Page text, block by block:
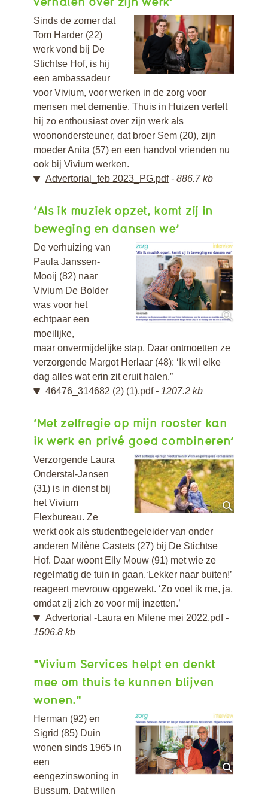
Sinds de zomer dat
Tom Harder (22)
werk vond bij De
Stichtse Hof, is hij
een ambassadeur
voor Vivium, voor werken in de zorg voor
mensen met dementie. Thuis in Huizen vertelt
hij zo enthousiast over zijn werk als
woonondersteuner, dat broer Sem (20), zijn
moeder Anita (57) en een handvol vrienden nu
ook bij Vivium werken.
Advertorial_feb 2023_PG.pdf
886.7 kb
‘Als ik muziek opzet, komt zij in
beweging en dansen we’
De verhuizing van
Paula Janssen-
Mooij (82) naar
Vivium De Bolder
was voor het
echtpaar een
moeilijke,
maar onvermijdelijke stap. Daar ontmoetten ze
verzorgende Margot Herlaar (48): ‘Ik wil elke
dag alles wat erin zit eruit halen.”
46476_314682 (2) (1).pdf
1207.2 kb
‘Met zelfregie op mijn rooster kan
ik werk en privé goed combineren’
Verzorgende Laura
Onderstal-Jansen
(31) is in dienst bij
het Vivium
Flexbureau. Ze
werkt ook als studentbegeleider van onder
anderen Milène Castets (27) bij De Stichtse
Hof. Daar woont Elly Mouw (91) met wie ze
regelmatig de tuin in gaan.‘Lekker naar buiten!’
reageert mevrouw opgewekt. ‘Zo voel ik me, ja,
omdat zij zich zo voor mij inzetten.’
Advertorial -Laura en Milene mei 2022.pdf
1506.8 kb
"Vivium Services helpt en denkt
mee om thuis te kunnen blijven
wonen."
Herman (92) en
Sigrid (85) Duin
wonen sinds 1965 in
een
eengezinswoning in
Bussum. Dat willen